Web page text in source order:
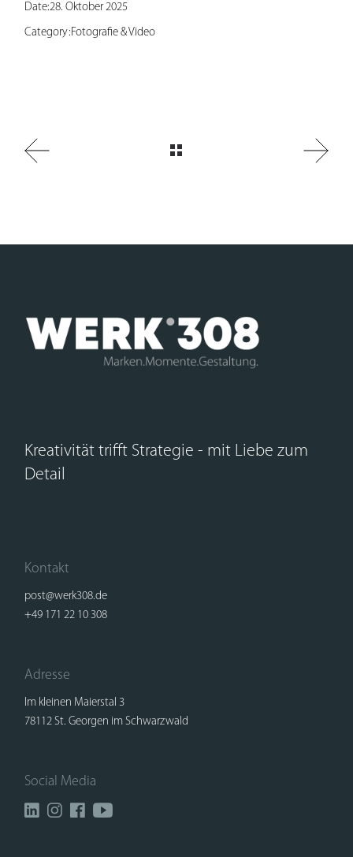
Date:28. Oktober 2025
Category: Fotografie & Video
Kreativität trifft Strategie - mit Liebe zum
Detail
Kontakt
post@werk308.de
+49 171 22 10 308
Adresse
Im kleinen Maierstal 3
78112 St. Georgen im Schwarzwald
Social Media